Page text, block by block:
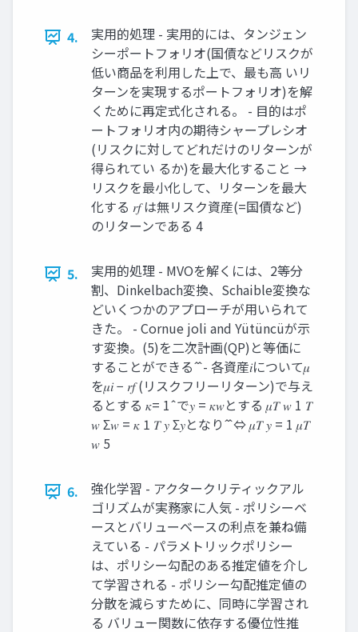
4.
実用的処理 - 実用的には、タンジェン
シーポートフォリオ(国債などリスクが
低い商品を利用した上で、最も高 いリ
ターンを実現するポートフォリオ)を解
くために再定式化される。 - 目的はポ
ートフォリオ内の期待シャープレシオ
(リスクに対してどれだけのリターンが
得られてい るか)を最大化すること →
リスクを最小化して、リターンを最大
化する 𝑟𝑓 は無リスク資産(=国債など)
のリターンである 4
5.
実用的処理 - MVOを解くには、2等分
割、Dinkelbach変換、Schaible変換な
どいくつかのアプローチが用いられて
きた。 - Cornue joli and Yütüncüが示
す変換。(5)を二次計画(QP)と等価に
することができる ̂ ̂ - 各資産𝑖について𝜇
を𝜇𝑖 − 𝑟𝑓 (リスクフリーリターン)で与え
るとする 𝜅= 1 ̂ で𝑦 = 𝜅𝑤とする 𝜇𝑇 𝑤 1 𝑇
𝑤 Σ𝑤 = 𝜅 1 𝑇 𝑦 Σ𝑦となり ̂ ̂ ⇔ 𝜇𝑇 𝑦 = 1 𝜇𝑇
𝑤 5
6.
強化学習 - アクタークリティックアル
ゴリズムが実務家に人気 - ポリシーベ
ースとバリューベースの利点を兼ね備
えている - パラメトリックポリシー
は、ポリシー勾配のある推定値を介し
て学習される - ポリシー勾配推定値の
分散を減らすために、同時に学習され
る バリュー関数に依存する優位性推